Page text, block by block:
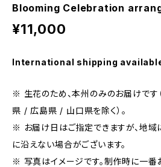
Blooming Celebration
¥11,000
International shipping
※ 生花のため、本州のみのお届けで
県 / 広島県 / 山口県を除く）。
※ お届け日はご指定できますが、地域
に沿えない場合がございます。
※ 写真はイメージです。制作時に一番